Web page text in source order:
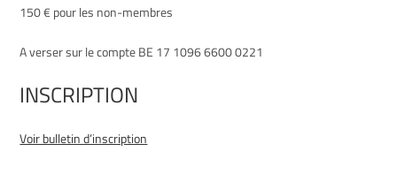
150 € pour les non-membres
A verser sur le compte BE 17 1096 6600 0221
INSCRIPTION
Voir bulletin d’inscription